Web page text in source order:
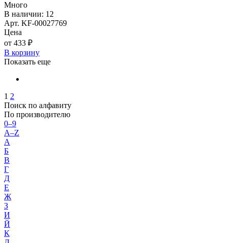
Много
В наличии: 12
Арт. KF-00027769
Цена
от 433 ₽
В корзину
Показать еще
1 2
Поиск по алфавиту
По производителю
0–9
A–Z
А
Б
В
Г
Д
Е
Ж
З
И
Й
К